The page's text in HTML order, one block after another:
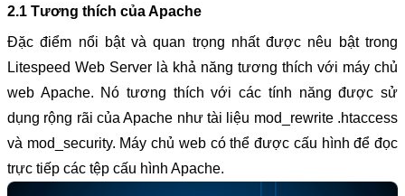
2.1 Tương thích của Apache
Đặc điểm nổi bật và quan trọng nhất được nêu bật trong
Litespeed Web Server là khả năng tương thích với máy chủ
web Apache. Nó tương thích với các tính năng được sử
dụng rộng rãi của Apache như tài liệu mod_rewrite .htaccess
và mod_security. Máy chủ web có thể được cấu hình để đọc
trực tiếp các tệp cấu hình Apache.